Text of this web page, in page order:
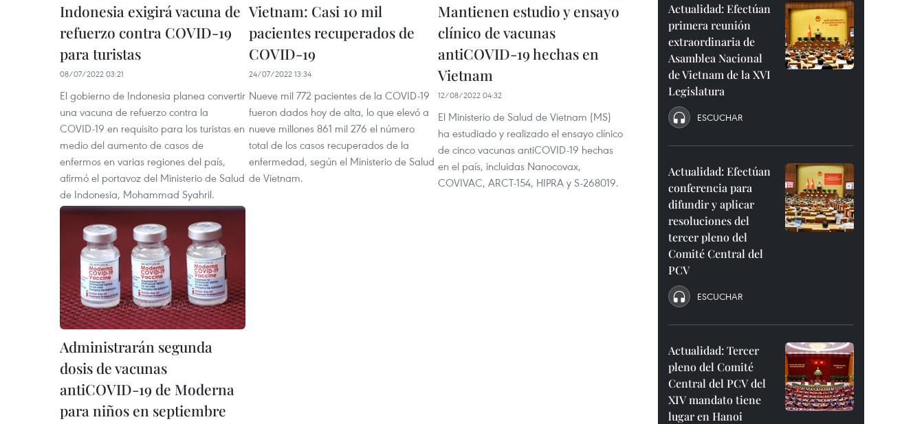
Indonesia exigirá vacuna de
refuerzo contra COVID-19
para turistas
08/07/2022 03:21
El gobierno de Indonesia planea convertir
una vacuna de refuerzo contra la
COVID-19 en requisito para los turistas en
medio del aumento de casos de
enfermos en varias regiones del país,
afirmó el portavoz del Ministerio de Salud
de Indonesia, Mohammad Syahril.
Vietnam: Casi 10 mil
pacientes recuperados de
COVID-19
24/07/2022 13:34
Nueve mil 772 pacientes de la COVID-19
fueron dados hoy de alta, lo que elevó a
nueve millones 861 mil 276 el número
total de los casos recuperados de la
enfermedad, según el Ministerio de Salud
de Vietnam.
Mantienen estudio y ensayo
clínico de vacunas
antiCOVID-19 hechas en
Vietnam
12/08/2022 04:32
El Ministerio de Salud de Vietnam (MS)
ha estudiado y realizado el ensayo clínico
de cinco vacunas antiCOVID-19 hechas
en el país, incluidas Nanocovax,
COVIVAC, ARCT-154, HIPRA y S-268019.
Administrarán segunda
dosis de vacunas
antiCOVID-19 de Moderna
para niños en septiembre
Actualidad: Efectúan
primera reunión
extraordinaria de
Asamblea Nacional
de Vietnam de la XVI
Legislatura
ESCUCHAR
Actualidad: Efectúan
conferencia para
difundir y aplicar
resoluciones del
tercer pleno del
Comité Central del
PCV
ESCUCHAR
Actualidad: Tercer
pleno del Comité
Central del PCV del
XIV mandato tiene
lugar en Hanoi